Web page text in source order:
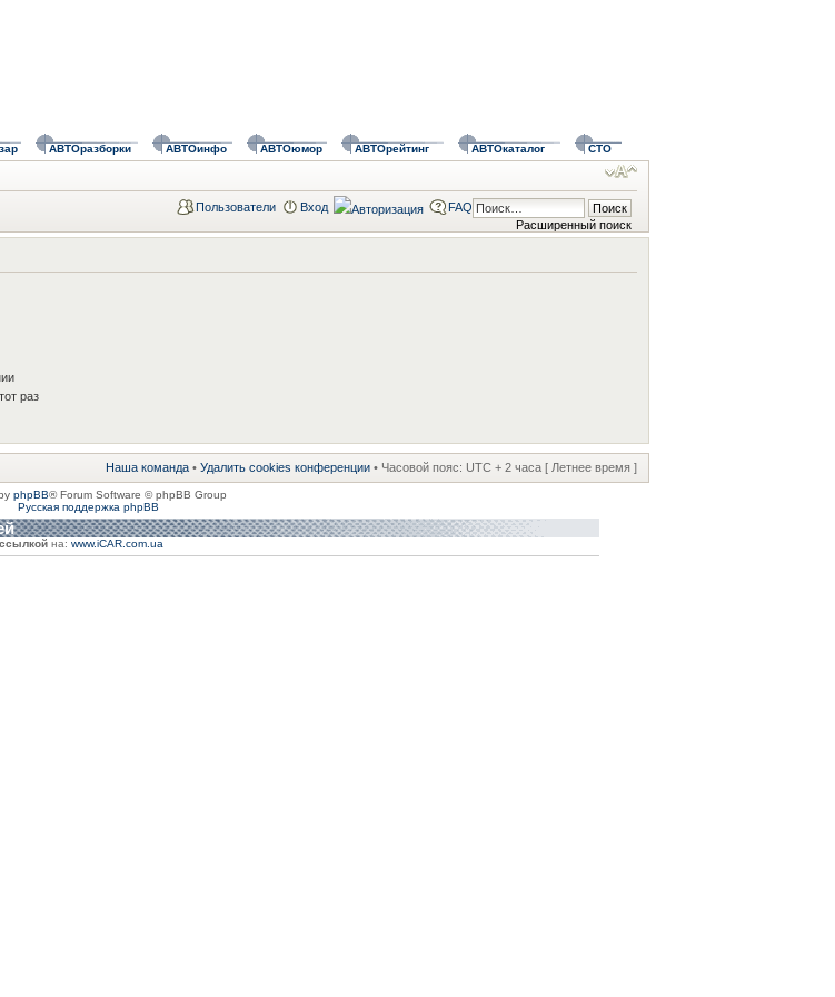
АВТОразборки АВТОинфо АВТОюмор АВТОрейтинг АВТОкаталог СТО
Расширенный поиск
Пользователи Вход FAQ
раз
Наша команда • Удалить cookies конференции • Часовой пояс: UTC + 2 часа [ Летнее время ]
phpBB® Forum Software © phpBB Group
Русская поддержка phpBB
на: www.iCAR.com.ua